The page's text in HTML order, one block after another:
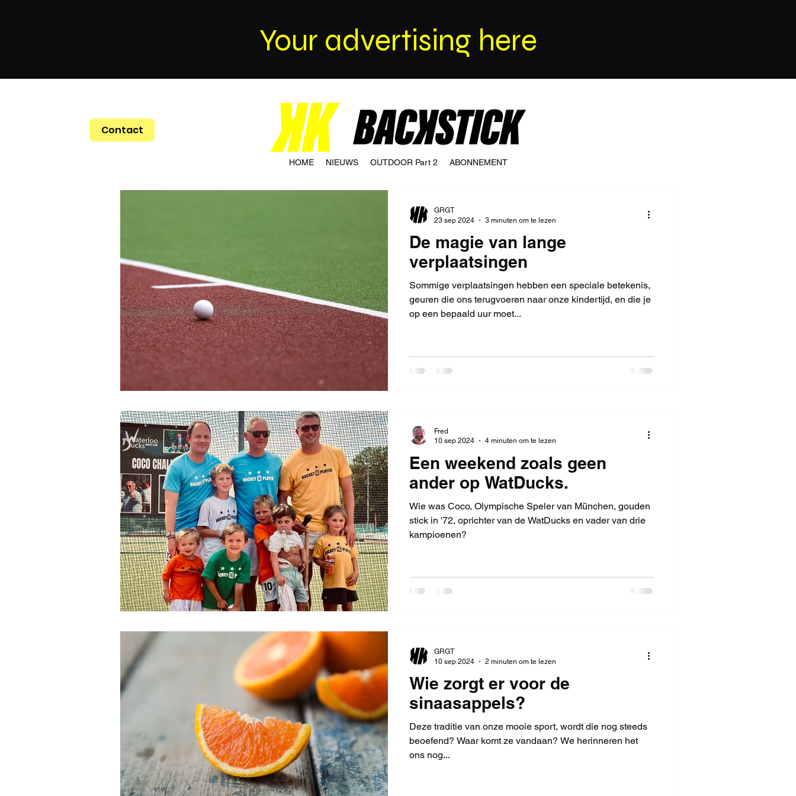
Your advertising here
Contact
HOME NIEUWS OUTDOOR Part 2 ABONNEMENT
De magie van lange
verplaatsingen
Sommige verplaatsingen hebben een speciale betekenis,
geuren die ons terugvoeren naar onze kindertijd, en die je
op een bepaald uur moet...
GRGT
23 sep 2024
3 minuten om te lezen
Een weekend zoals geen
ander op WatDucks.
Wie was Coco, Olympische Speler van München, gouden
stick in '72, oprichter van de WatDucks en vader van drie
kampioenen?
Fred
10 sep 2024
4 minuten om te lezen
Wie zorgt er voor de
sinaasappels?
Deze traditie van onze mooie sport, wordt die nog steeds
beoefend? Waar komt ze vandaan? We herinneren het
ons nog...
GRGT
10 sep 2024
2 minuten om te lezen